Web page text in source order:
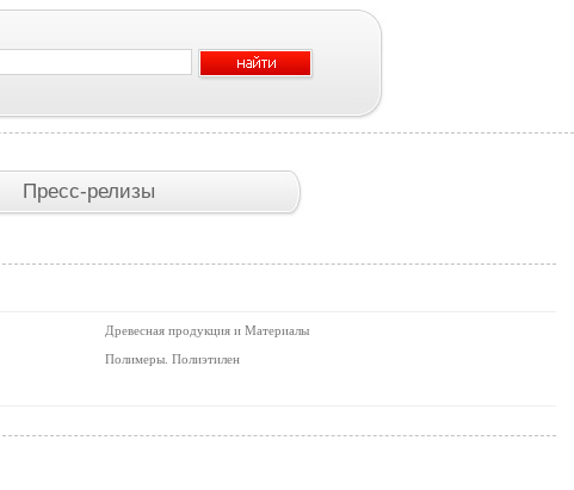
Пресс-релизы
Древесная продукция и Материалы
Полимеры. Полиэтилен